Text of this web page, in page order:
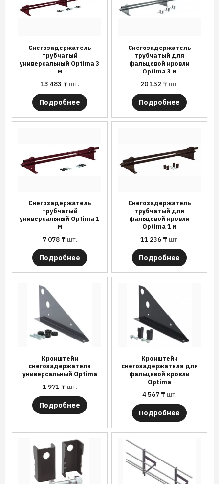
Снегозадержатель
трубчатый
универсальный Optima 3
м
13 483 ₸шт.
Подробнее
Снегозадержатель
трубчатый для
фальцевой кровли
Optima 3 м
20 152 ₸шт.
Подробнее
Снегозадержатель
трубчатый
универсальный Optima 1
м
7 078 ₸шт.
Подробнее
Снегозадержатель
трубчатый для
фальцевой кровли
Optima 1 м
11 236 ₸шт.
Подробнее
Кронштейн
снегозадержателя
универсальный Optima
1 971 ₸шт.
Подробнее
Кронштейн
снегозадержателя для
фальцевой кровли
Optima
4 567 ₸шт.
Подробнее